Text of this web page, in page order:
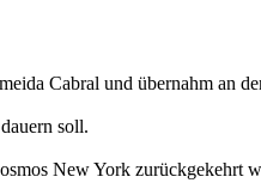
Cabral und übernahm an
soll.
New York zurückgekehrt